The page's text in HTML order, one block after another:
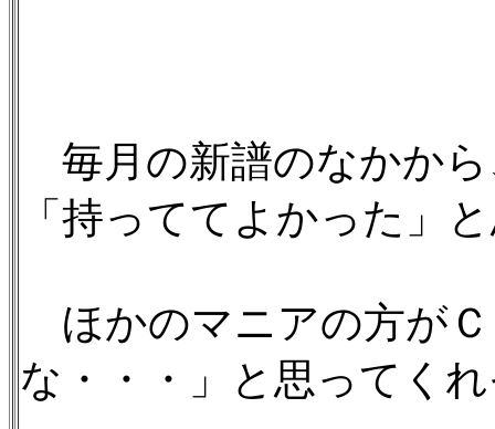
毎月の新譜のなかから
「持っててよかった」
ほかのマニアの方が
な・・・」と思ってく